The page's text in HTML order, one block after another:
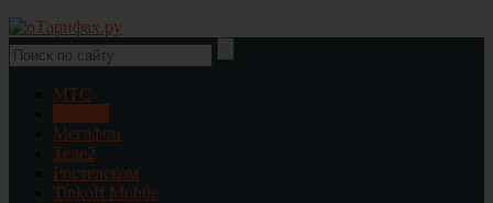
МТС
Мегафон
Теле2
Ростелеком
Tinkoff Mobile